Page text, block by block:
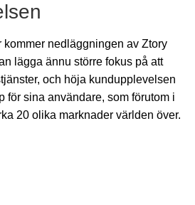
kommer nedläggningen av Ztory
lägga ännu större fokus på att
och höja kundupplevelsen
för sina användare, som förutom i
20 olika marknader världen över.